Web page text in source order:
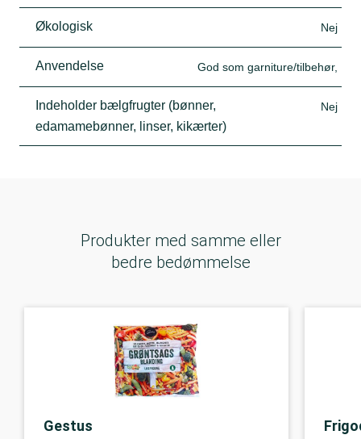
Økologisk Nej
Anvendelse God som garniture/tilbehør,
Indeholder bælgfrugter (bønner,
edamamebønner, linser, kikærter)
Nej
Produkter med samme eller
bedre bedømmelse
Gestus